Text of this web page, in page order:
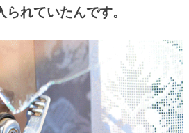
られていたんです。